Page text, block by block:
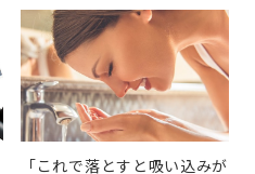
「これで落とすと吸い込みが